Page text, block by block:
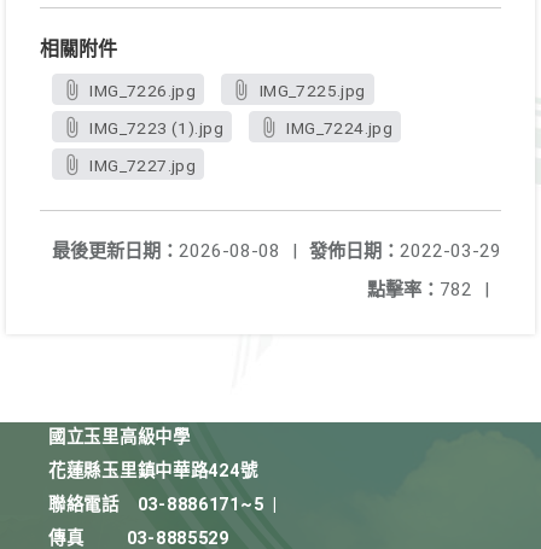
相關附件
IMG_7226.jpg
IMG_7225.jpg
IMG_7223 (1).jpg
IMG_7224.jpg
IMG_7227.jpg
發佈日期： 2022-03-29
最後更新日期： 2026-08-08
|
點擊率： 782 |
國立玉里高級中學
花蓮縣玉里鎮中華路424號
聯絡電話
03-8886171~5
傳真
03-8885529